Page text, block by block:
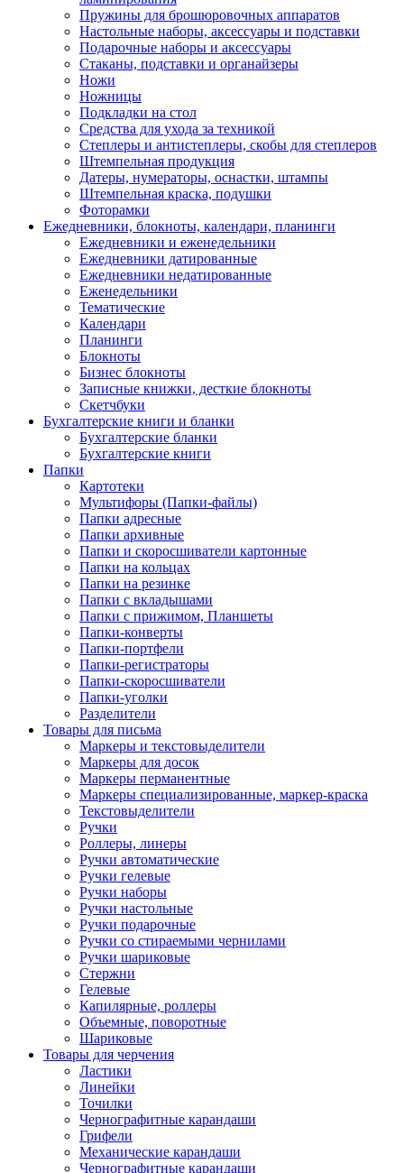
Пружины для брошюровочных аппаратов
Настольные наборы, аксессуары и подставки
Подарочные наборы и аксессуары
Стаканы, подставки и органайзеры
Ножи
Ножницы
Подкладки на стол
Средства для ухода за техникой
Степлеры и антистеплеры, скобы для степлеров
Штемпельная продукция
Датеры, нумераторы, оснастки, штампы
Штемпельная краска, подушки
Фоторамки
Ежедневники, блокноты, календари, планинги
Ежедневники и еженедельники
Ежедневники датированные
Ежедневники недатированные
Еженедельники
Тематические
Календари
Планинги
Блокноты
Бизнес блокноты
Записные книжки, десткие блокноты
Скетчбуки
Бухгалтерские книги и бланки
Бухгалтерские бланки
Бухгалтерские книги
Папки
Картотеки
Мультифоры (Папки-файлы)
Папки адресные
Папки архивные
Папки и скоросшиватели картонные
Папки на кольцах
Папки на резинке
Папки с вкладышами
Папки с прижимом, Планшеты
Папки-конверты
Папки-портфели
Папки-регистраторы
Папки-скоросшиватели
Папки-уголки
Разделители
Товары для письма
Маркеры и текстовыделители
Маркеры для досок
Маркеры перманентные
Маркеры специализированные, маркер-краска
Текстовыделители
Ручки
Роллеры, линеры
Ручки автоматические
Ручки гелевые
Ручки наборы
Ручки настольные
Ручки подарочные
Ручки со стираемыми чернилами
Ручки шариковые
Стержни
Гелевые
Капилярные, роллеры
Объемные, поворотные
Шариковые
Товары для черчения
Ластики
Линейки
Точилки
Чернографитные карандаши
Грифели
Механические карандаши
Чернографитные карандаши